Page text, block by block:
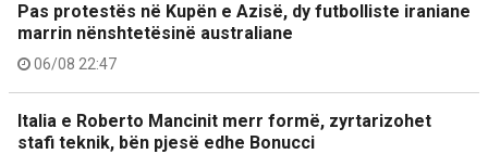
Pas protestës në Kupën e Azisë, dy futbolliste iraniane
marrin nënshtetësinë australiane
06/08 22:47
Italia e Roberto Mancinit merr formë, zyrtarizohet
stafi teknik, bën pjesë edhe Bonucci